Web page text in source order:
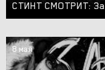
8 мая